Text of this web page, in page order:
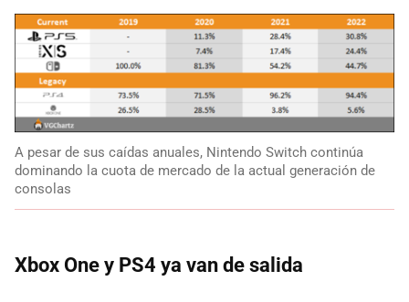
A pesar de sus caídas anuales, Nintendo Switch continúa
dominando la cuota de mercado de la actual generación de
consolas
Xbox One y PS4 ya van de salida